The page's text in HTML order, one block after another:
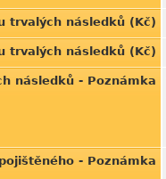
trvalých následků (Kč)
trvalých následků (Kč)
následků - Poznámka
- Poznámka